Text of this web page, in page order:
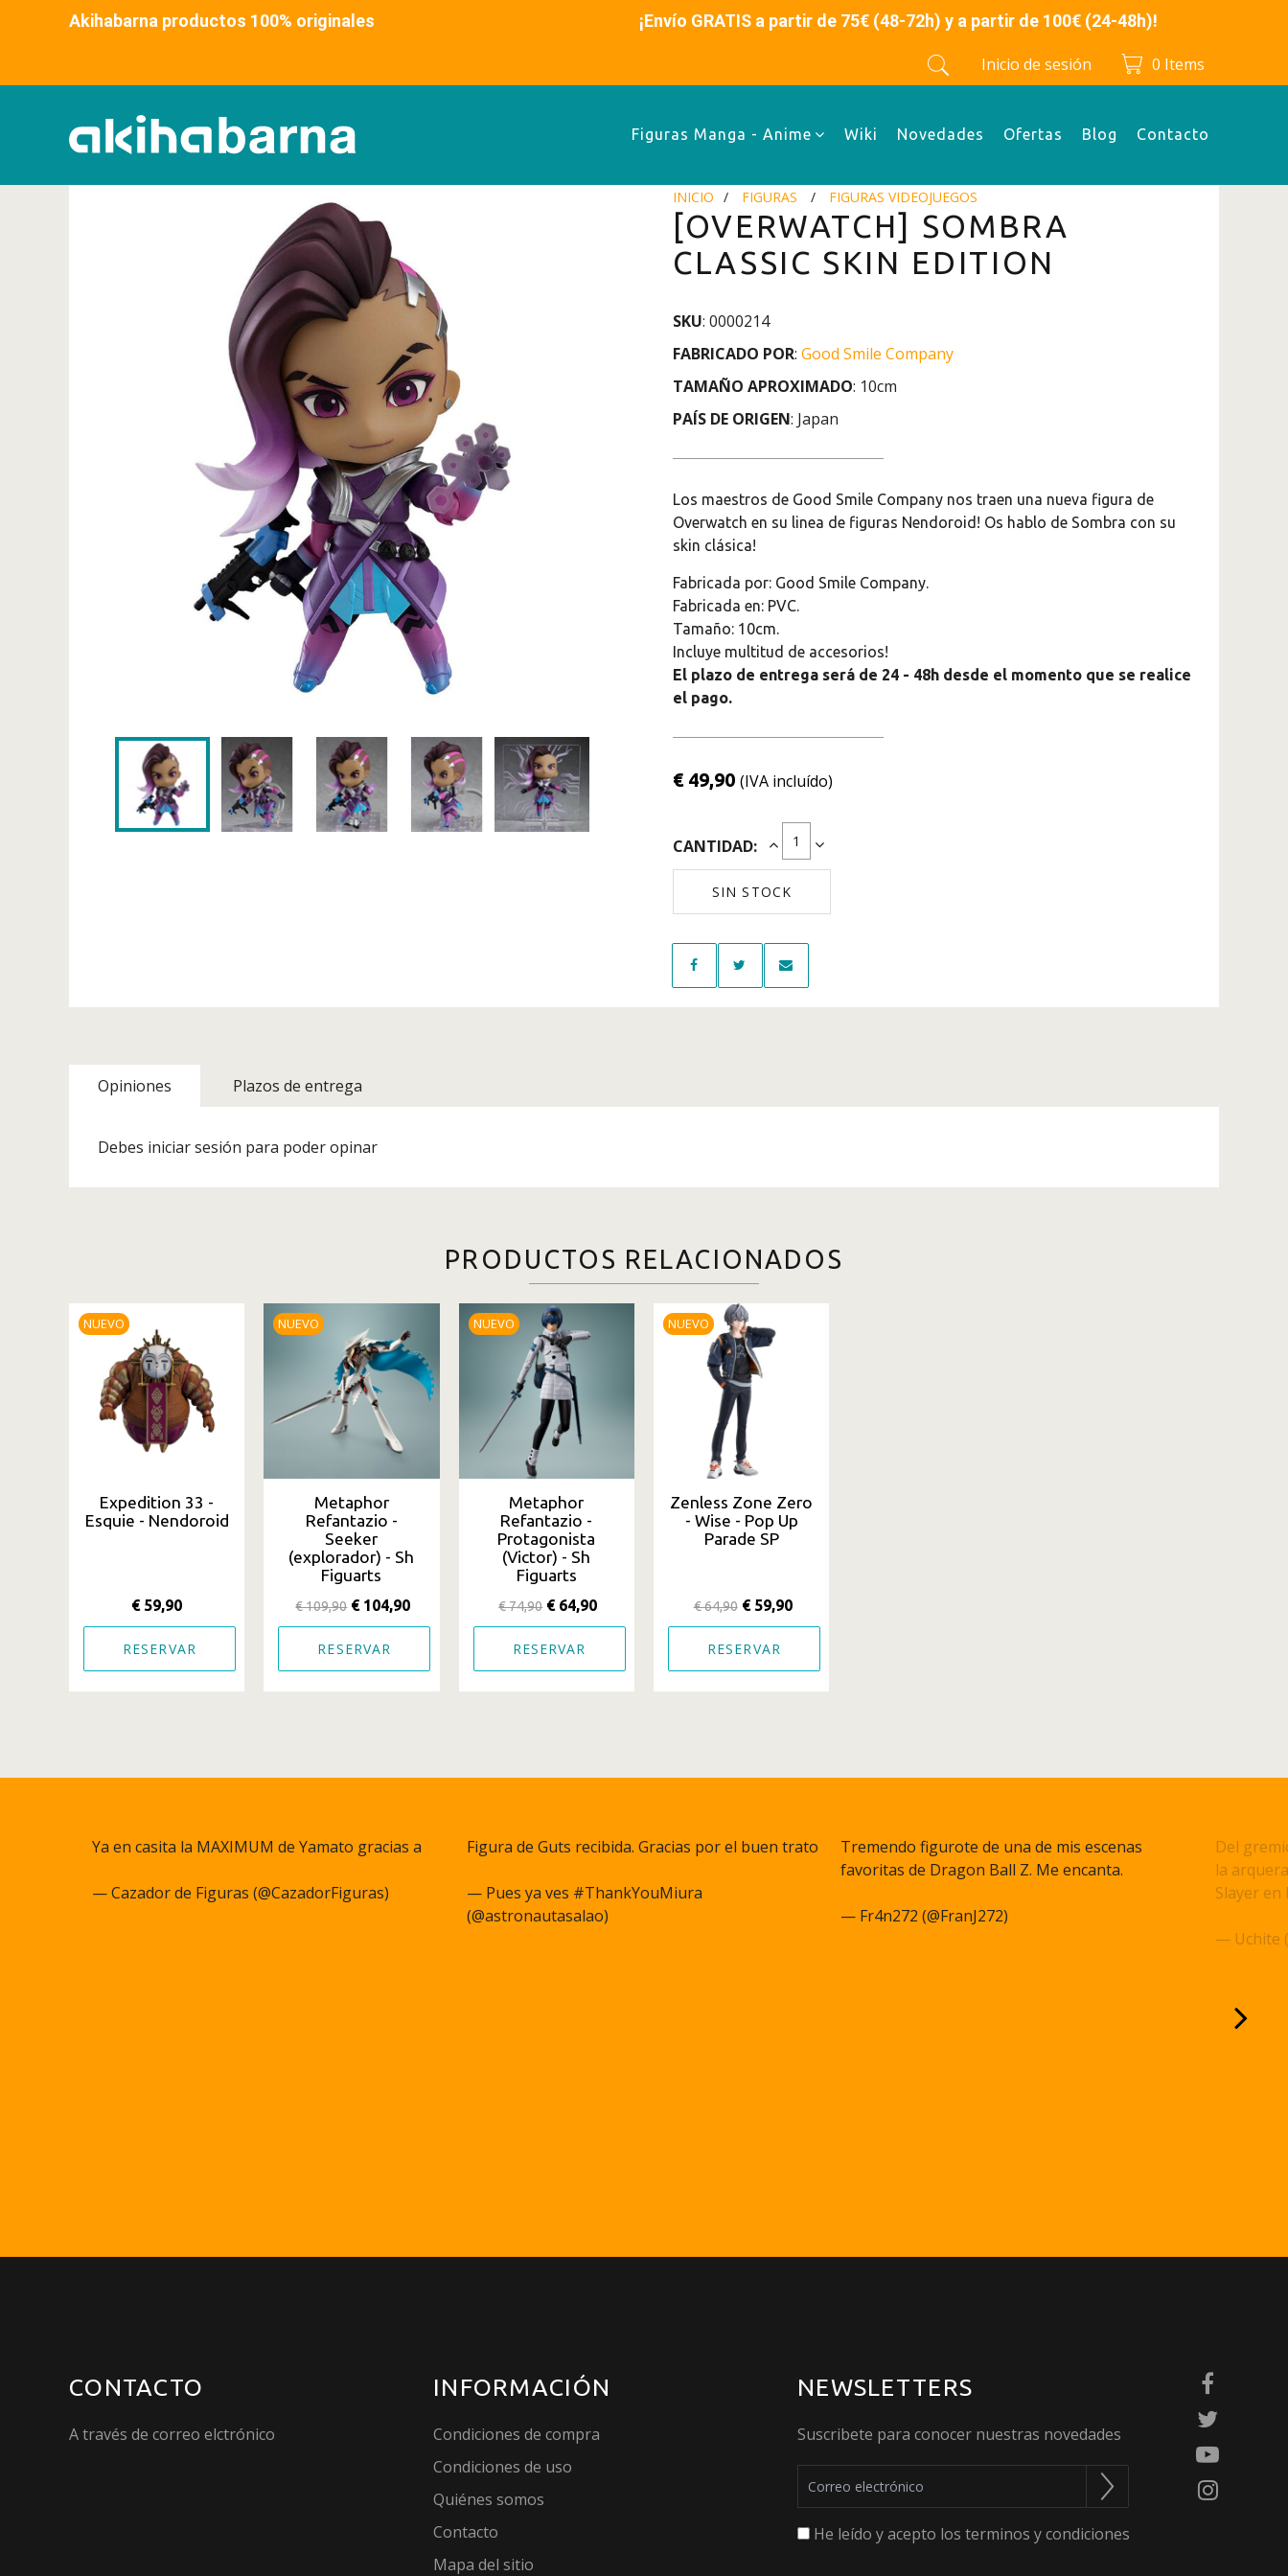
Akihabarna productos 100% originales ¡Envío GRATIS a partir de 75€ (48-72h) y a partir de 100€ (24-48h)!
Inicio de sesión 0 Items
Figuras Manga - Anime Wiki Novedades Ofertas Blog Contacto
INICIO FIGURAS FIGURAS VIDEOJUEGOS
[OVERWATCH] SOMBRA
CLASSIC SKIN EDITION
SKU: 0000214
FABRICADO POR: Good Smile Company
TAMAÑO APROXIMADO: 10cm
PAÍS DE ORIGEN: Japan
Los maestros de Good Smile Company nos traen una nueva figura de
Overwatch en su linea de figuras Nendoroid! Os hablo de Sombra con su
skin clásica!
Fabricada por: Good Smile Company.
Fabricada en: PVC.
Tamaño: 10cm.
Incluye multitud de accesorios!
El plazo de entrega será de 24 - 48h desde el momento que se realice
el pago.
€ 49,90 (IVA incluído)
CANTIDAD:
SIN STOCK
Opiniones Plazos de entrega
Debes iniciar sesión para poder opinar
PRODUCTOS RELACIONADOS
NUEVO
Expedition 33 -
Esquie - Nendoroid
€ 59,90
RESERVAR
NUEVO
Metaphor
Refantazio -
Seeker
(explorador) - Sh
Figuarts
€ 109,90 € 104,90
RESERVAR
NUEVO
Metaphor
Refantazio -
Protagonista
(Victor) - Sh
Figuarts
€ 74,90 € 64,90
RESERVAR
NUEVO
Zenless Zone Zero
- Wise - Pop Up
Parade SP
€ 64,90 € 59,90
RESERVAR
Ya en casita la MAXIMUM de Yamato gracias a
— Cazador de Figuras (@CazadorFiguras)
Figura de Guts recibida. Gracias por el buen trato
— Pues ya ves #ThankYouMiura
(@astronautasalao)
Tremendo figurote de una de mis escenas
favoritas de Dragon Ball Z. Me encanta.
— Fr4n272 (@FranJ272)
Del
la
Slayer
— Uchite
CONTACTO
A través de correo elctrónico
INFORMACIÓN
Condiciones de compra
Condiciones de uso
Quiénes somos
Contacto
Mapa del sitio
NEWSLETTERS
Suscribete para conocer nuestras novedades
He leído y acepto los terminos y condiciones